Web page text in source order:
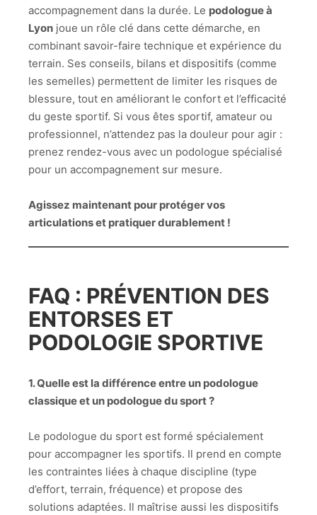
accompagnement dans la durée. Le podologue à
Lyon joue un rôle clé dans cette démarche, en
combinant savoir-faire technique et expérience du
terrain. Ses conseils, bilans et dispositifs (comme
les semelles) permettent de limiter les risques de
blessure, tout en améliorant le confort et l’efficacité
du geste sportif. Si vous êtes sportif, amateur ou
professionnel, n’attendez pas la douleur pour agir :
prenez rendez-vous avec un podologue spécialisé
pour un accompagnement sur mesure.
Agissez maintenant pour protéger vos
articulations et pratiquer durablement !
FAQ : PRÉVENTION DES
ENTORSES ET
PODOLOGIE SPORTIVE
1. Quelle est la différence entre un podologue
classique et un podologue du sport ?
Le podologue du sport est formé spécialement
pour accompagner les sportifs. Il prend en compte
les contraintes liées à chaque discipline (type
d’effort, terrain, fréquence) et propose des
solutions adaptées. Il maîtrise aussi les dispositifs